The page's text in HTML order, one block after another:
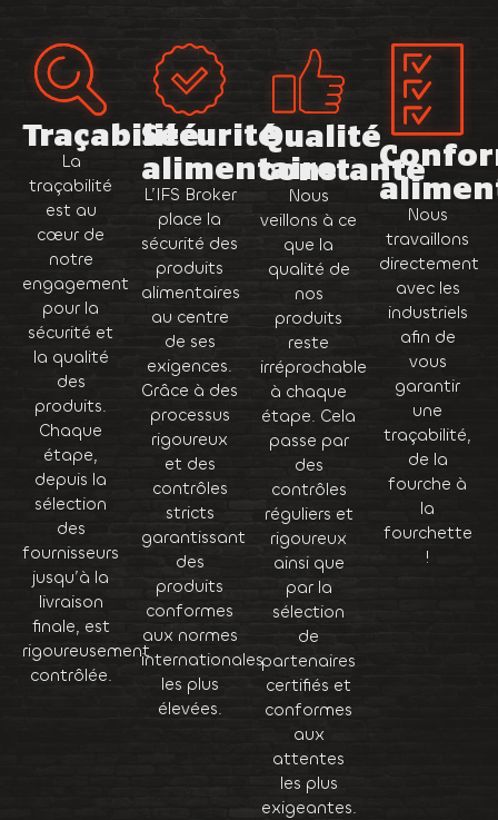
Traçabilité
La
traçabilité
est au
cœur de
notre
engagement
pour la
sécurité et
la qualité
des
produits.
Chaque
étape,
depuis la
sélection
des
fournisseurs
jusqu’à la
livraison
finale, est
rigoureusement
contrôlée.
Sécurité
alimentaire
L’IFS Broker
place la
sécurité des
produits
alimentaires
au centre
de ses
exigences.
Grâce à des
processus
rigoureux
et des
contrôles
stricts
garantissant
des
produits
conformes
aux normes
internationales
les plus
élevées.
Qualité
constante
Nous
veillons à ce
que la
qualité de
nos
produits
reste
irréprochable
à chaque
étape. Cela
passe par
des
contrôles
réguliers et
rigoureux
ainsi que
par la
sélection
de
partenaires
certifiés et
conformes
aux
attentes
les plus
exigeantes.
Nous
travaillons
directement
avec les
industriels
afin de
vous
garantir
une
traçabilité,
de la
fourche à
la
fourchette
!